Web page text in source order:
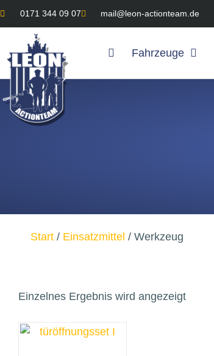
0171 344 09 07 mail@leon-actionteam.de
Fahrzeuge
Start / Einsatzmittel / Werkzeug
Einzelnes Ergebnis wird angezeigt